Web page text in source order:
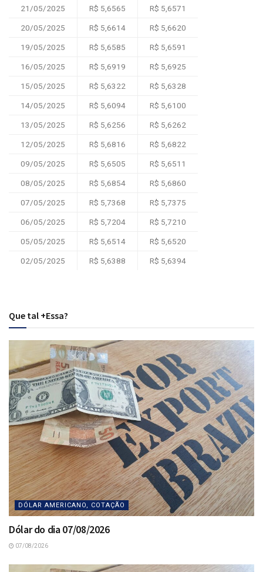
21/05/2025 R$ 5,6565 R$ 5,6571
20/05/2025 R$ 5,6614 R$ 5,6620
19/05/2025 R$ 5,6585 R$ 5,6591
16/05/2025 R$ 5,6919 R$ 5,6925
15/05/2025 R$ 5,6322 R$ 5,6328
14/05/2025 R$ 5,6094 R$ 5,6100
13/05/2025 R$ 5,6256 R$ 5,6262
12/05/2025 R$ 5,6816 R$ 5,6822
09/05/2025 R$ 5,6505 R$ 5,6511
08/05/2025 R$ 5,6854 R$ 5,6860
07/05/2025 R$ 5,7368 R$ 5,7375
06/05/2025 R$ 5,7204 R$ 5,7210
05/05/2025 R$ 5,6514 R$ 5,6520
02/05/2025 R$ 5,6388 R$ 5,6394
Que tal +Essa?
DÓLAR AMERICANO, COTAÇÃO
Dólar do dia 07/08/2026
07/08/2026